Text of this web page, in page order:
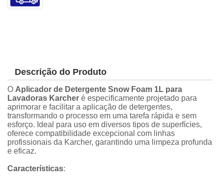
Descrição do Produto
O Aplicador de Detergente Snow Foam 1L para
Lavadoras Karcher é especificamente projetado para
aprimorar e facilitar a aplicação de detergentes,
transformando o processo em uma tarefa rápida e sem
esforço. Ideal para uso em diversos tipos de superfícies,
oferece compatibilidade excepcional com linhas
profissionais da Karcher, garantindo uma limpeza profunda
e eficaz.
Características: